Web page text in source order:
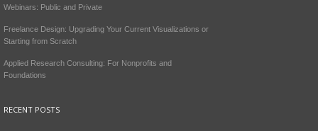
Webinars: Public and Private
Freelance Design: Upgrading Your Current Visualizations or
Starting from Scratch
Applied Research Consulting: For Nonprofits and
Foundations
RECENT POSTS